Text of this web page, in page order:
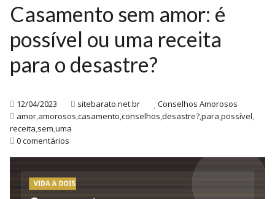
Casamento sem amor: é
possível ou uma receita
para o desastre?
12/04/2023 sitebarato.net.br
Conselhos Amorosos
amor,amorosos,casamento,conselhos,desastre?,para,possível,
receita,sem,uma
0 comentários